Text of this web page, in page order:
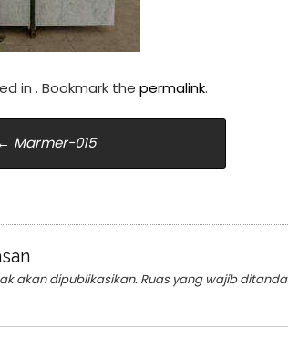
in . Bookmark the permalink.
← Marmer-015
akan dipublikasikan. Ruas yang wajib